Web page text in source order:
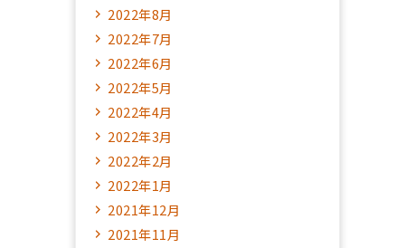
2022年8月
2022年7月
2022年6月
2022年5月
2022年4月
2022年3月
2022年2月
2022年1月
2021年12月
2021年11月